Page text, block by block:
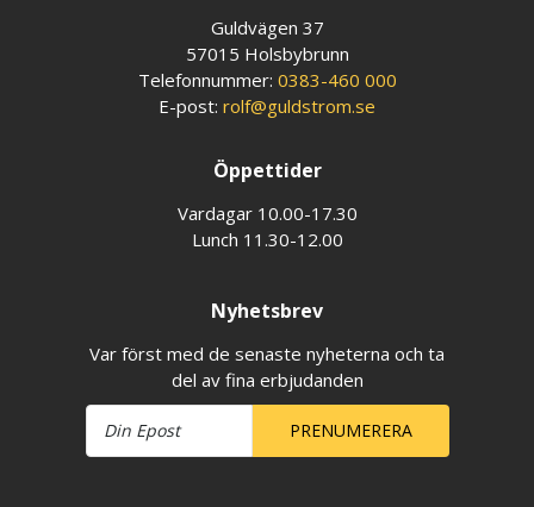
Guldvägen 37
57015 Holsbybrunn
Telefonnummer: 0383-460 000
E-post: rolf@guldstrom.se
Öppettider
Vardagar 10.00-17.30
Lunch 11.30-12.00
Nyhetsbrev
Var först med de senaste nyheterna och ta
del av fina erbjudanden
PRENUMERERA